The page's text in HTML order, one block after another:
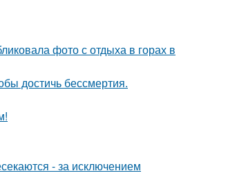
фото с отдыха в горах в
достичь бессмертия.
- за исключением